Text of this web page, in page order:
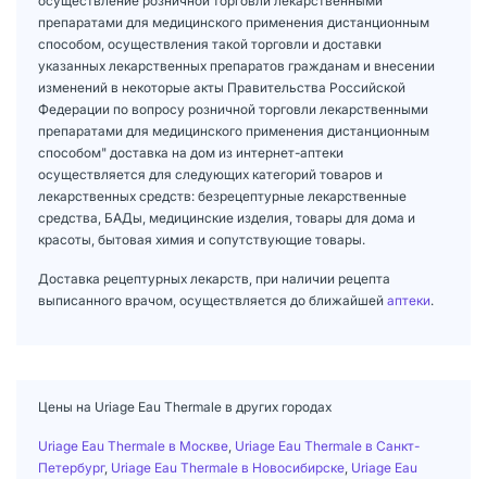
препаратами для медицинского применения дистанционным
способом, осуществления такой торговли и доставки
указанных лекарственных препаратов гражданам и внесении
изменений в некоторые акты Правительства Российской
Федерации по вопросу розничной торговли лекарственными
препаратами для медицинского применения дистанционным
способом" доставка на дом из интернет-аптеки
осуществляется для следующих категорий товаров и
лекарственных средств: безрецептурные лекарственные
средства, БАДы, медицинские изделия, товары для дома и
красоты, бытовая химия и сопутствующие товары.
Доставка рецептурных лекарств, при наличии рецепта
выписанного врачом, осуществляется до ближайшей аптеки.
Цены на Uriage Eau Thermale в других городах
Uriage Eau Thermale в Москве Uriage Eau Thermale в Санкт-
Петербург, Uriage Eau Thermale в Новосибирске Uriage Eau